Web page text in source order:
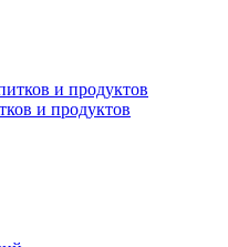
и продуктов